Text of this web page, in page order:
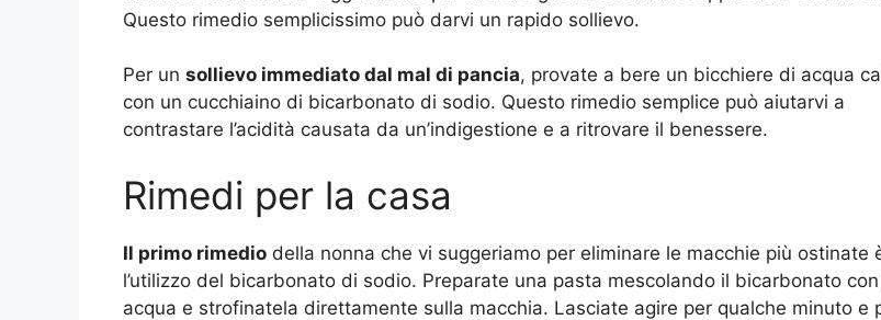
Questo rimedio semplicissimo può darvi un rapido sollievo.
Per un sollievo immediato dal mal di pancia, provate a bere un bicchiere di acqua
con un cucchiaino di bicarbonato di sodio. Questo rimedio semplice può aiutarvi a
contrastare l’acidità causata da un’indigestione e a ritrovare il benessere.
Rimedi per la casa
Il primo rimedio della nonna che vi suggeriamo per eliminare le macchie più ostinate
l’utilizzo del bicarbonato di sodio. Preparate una pasta mescolando il bicarbonato
acqua e strofinatela direttamente sulla macchia. Lasciate agire per qualche minuto e